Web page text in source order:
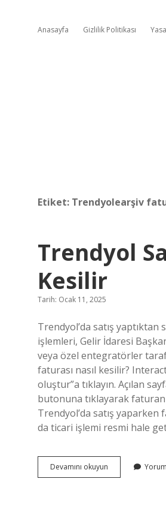
Anasayfa Gizlilik Politikası
Etiket: Trendyolearşiv
Trendyol
Kesilir
Tarih: Ocak 11, 2025
Trendyol’da satış
işlemleri, Gelir İdaresi
veya özel entegratörler
faturası nasıl kesilir?
oluştur”a tıklayın. Açılan
butonuna tıklayarak
Trendyol’da satış
da ticari işlemi resmi hale
Devamını okuyun Trendyol
Satılan